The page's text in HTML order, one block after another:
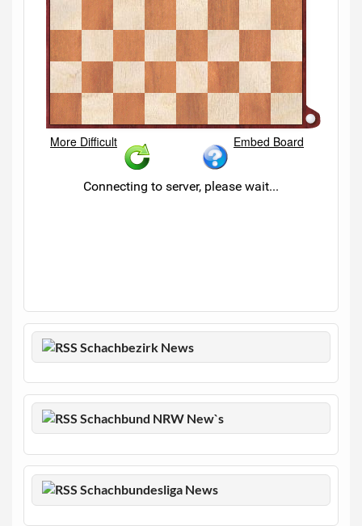
Schachbezirk News
Schachbund NRW New`s
Schachbundesliga News